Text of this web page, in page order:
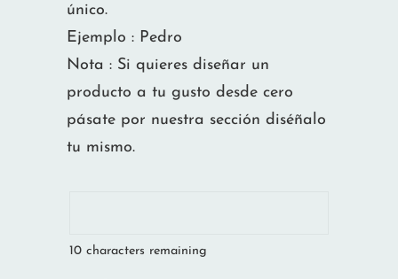
único.
Ejemplo : Pedro
Nota : Si quieres diseñar un
producto a tu gusto desde cero
pásate por nuestra sección diséñalo
tu mismo.
10 characters remaining